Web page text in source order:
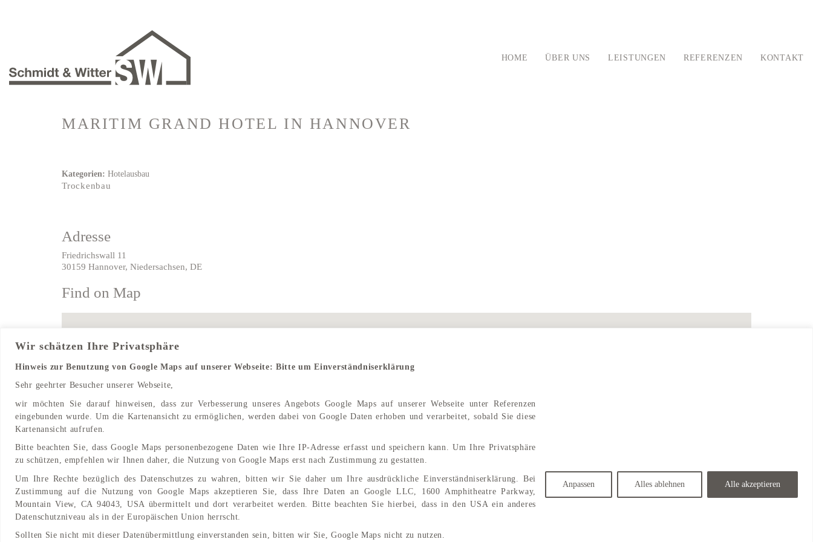
Wir schätzen Ihre Privatsphäre
Hinweis zur Benutzung von Google Maps auf unserer Webseite: Bitte um Einverständniserklärung
Sehr geehrter Besucher unserer Webseite,
wir möchten Sie darauf hinweisen, dass zur Verbesserung unseres Angebots Google Maps auf unserer Webseite unter Referenzen
eingebunden wurde. Um die Kartenansicht zu ermöglichen, werden dabei von Google Daten erhoben und verarbeitet, sobald Sie diese
Kartenansicht aufrufen.
Bitte beachten Sie, dass Google Maps personenbezogene Daten wie Ihre IP-Adresse erfasst und speichern kann. Um Ihre Privatsphäre
zu schützen, empfehlen wir Ihnen daher, die Nutzung von Google Maps erst nach Zustimmung zu gestatten.
Um Ihre Rechte bezüglich des Datenschutzes zu wahren, bitten wir Sie daher um Ihre ausdrückliche Einverständniserklärung. Bei
Zustimmung auf die Nutzung von Google Maps akzeptieren Sie, dass Ihre Daten an Google LLC, 1600 Amphitheatre Parkway,
Mountain View, CA 94043, USA übermittelt und dort verarbeitet werden. Bitte beachten Sie hierbei, dass in den USA ein anderes
Datenschutzniveau als in der Europäischen Union herrscht.
Sollten Sie nicht mit dieser Datenübermittlung einverstanden sein, bitten wir Sie, Google Maps nicht zu nutzen.
Anpassen Alles ablehnen Alle akzeptieren
HOME ÜBER UNS LEISTUNGEN REFERENZEN KONTAKT
MARITIM GRAND HOTEL IN HANNOVER
Kategorien: Hotelausbau
Trockenbau
Adresse
Friedrichswall 11
30159 Hannover, Niedersachsen, DE
Find on Map